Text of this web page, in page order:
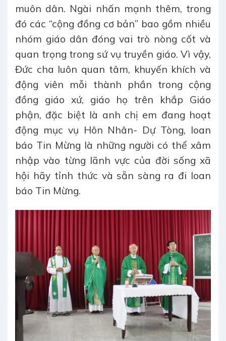
muôn dân. Ngài nhấn mạnh thêm, trong
đó các “cộng đồng cơ bản” bao gồm nhiều
nhóm giáo dân đóng vai trò nòng cốt và
quan trọng trong sứ vụ truyền giáo. Vì vậy,
Đức cha luôn quan tâm, khuyến khích và
động viên mỗi thành phần trong cộng
đồng giáo xứ, giáo họ trên khắp Giáo
phận, đặc biệt là anh chị em đang hoạt
động mục vụ Hôn Nhân- Dự Tòng, loan
báo Tin Mừng là những người có thể xâm
nhập vào từng lãnh vực của đời sống xã
hội hãy tỉnh thức và sẵn sàng ra đi loan
báo Tin Mừng.